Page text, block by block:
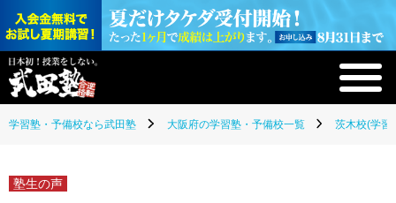
学習塾・予備校なら武田塾 大阪府の学習塾・予備校一覧 茨木校(学習
塾生の声